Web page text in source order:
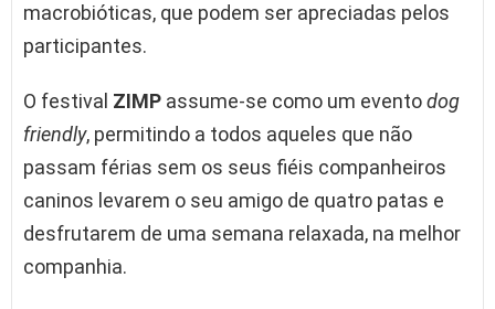
macrobióticas, que podem ser apreciadas pelos
participantes.
O festival ZIMP assume-se como um eventodog
friendly, permitindo a todos aqueles que não
passam férias sem os seus fiéis companheiros
caninos levarem o seu amigo de quatro patas e
desfrutarem de uma semana relaxada, na melhor
companhia.